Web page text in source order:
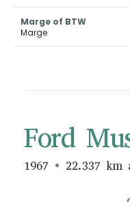
Marge of BTW
Marge
Ford
1967 22.337 km